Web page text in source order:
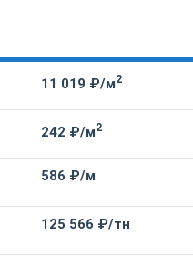
11 019 ₽/м2
242 ₽/м2
586 ₽/м
125 566 ₽/тн